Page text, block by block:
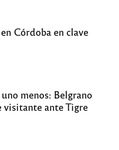
Córdoba en clave
menos: Belgrano
visitante ante Tigre